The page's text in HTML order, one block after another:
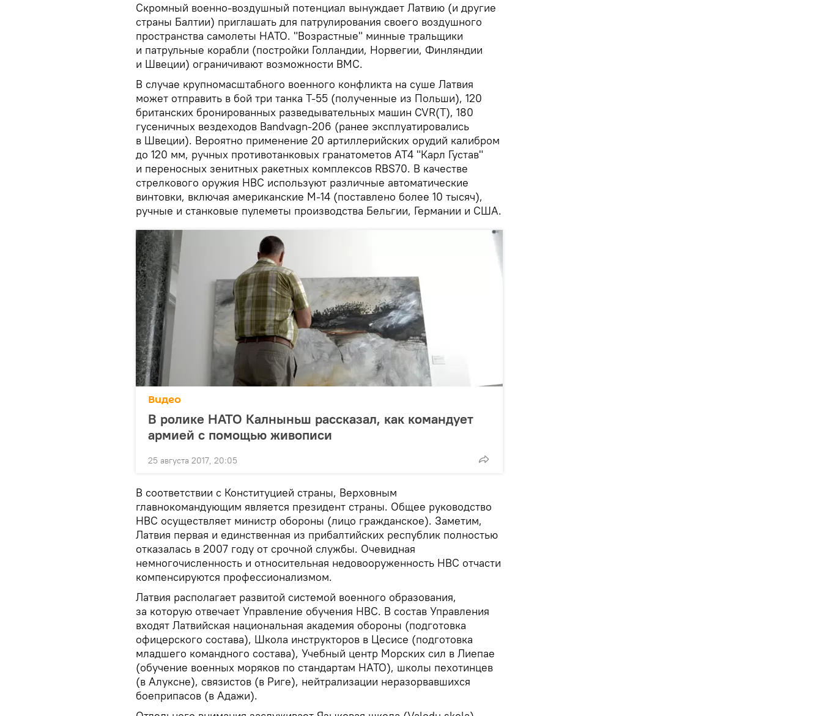
Скромный военно-воздушный потенциал вынуждает Латвию (и другие
страны Балтии) приглашать для патрулирования своего воздушного
пространства самолеты НАТО. "Возрастные" минные тральщики
и патрульные корабли (постройки Голландии, Норвегии, Финляндии
и Швеции) ограничивают возможности ВМС.
В случае крупномасштабного военного конфликта на суше Латвия
может отправить в бой три танка Т-55 (полученные из Польши), 120
британских бронированных разведывательных машин CVR(T), 180
гусеничных вездеходов Bandvagn-206 (ранее эксплуатировались
в Швеции). Вероятно применение 20 артиллерийских орудий калибром
до 120 мм, ручных противотанковых гранатометов АТ4 "Карл Густав"
и переносных зенитных ракетных комплексов RBS70. В качестве
стрелкового оружия НВС используют различные автоматические
винтовки, включая американские М-14 (поставлено более 10 тысяч),
ручные и станковые пулеметы производства Бельгии, Германии и США.
Видео
В ролике НАТО Калныньш рассказал, как командует
армией с помощью живописи
25 августа 2017, 20:05
В соответствии с Конституцией страны, Верховным
главнокомандующим является президент страны. Общее руководство
НВС осуществляет министр обороны (лицо гражданское). Заметим,
Латвия первая и единственная из прибалтийских республик полностью
отказалась в 2007 году от срочной службы. Очевидная
немногочисленность и относительная недовооруженность НВС отчасти
компенсируются профессионализмом.
Латвия располагает развитой системой военного образования,
за которую отвечает Управление обучения НВС. В состав Управления
входят Латвийская национальная академия обороны (подготовка
офицерского состава), Школа инструкторов в Цесисе (подготовка
младшего командного состава), Учебный центр Морских сил в Лиепае
(обучение военных моряков по стандартам НАТО), школы пехотинцев
(в Алуксне), связистов (в Риге), нейтрализации неразорвавшихся
боеприпасов (в Адажи).